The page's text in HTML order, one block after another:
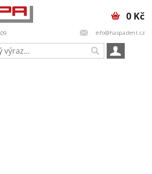
info@haspadent.cz
0 Kč